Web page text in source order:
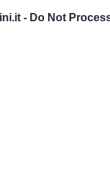
- Do Not